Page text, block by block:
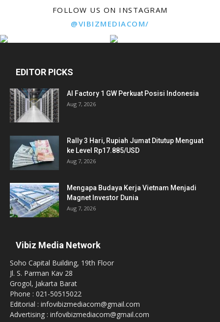
FOLLOW US ON INSTAGRAM
@VIBIZMEDIACOM/
EDITOR PICKS
AI Factory 1 GW Perkuat Posisi Indonesia
Aug 7, 2026
Rally 3 Hari, Rupiah Jumat Ditutup Menguat
ke Level Rp17.885/USD
Aug 7, 2026
Mengapa Budaya Kerja Vietnam Menjadi
Magnet Investor Dunia
Aug 7, 2026
Vibiz Media Network
Soho Capital Building, 19th Floor
Jl. S. Parman Kav 28
Grogol, Jakarta Barat
Phone : 021-50515022
Editorial : infovibizmediacom@gmail.com
Advertising : infovibizmediacom@gmail.com